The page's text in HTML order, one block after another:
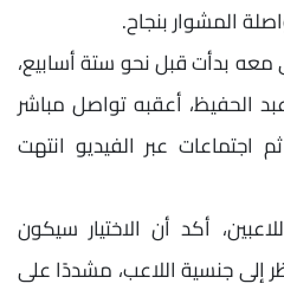
المشوار بنجاح.
بدأت قبل نحو ستة أسابيع،
الحفيظ، أعقبه تواصل مباشر
اجتماعات عبر الفيديو انتهت
أكد أن الاختيار سيكون
إلى جنسية اللاعب، مشددًا على